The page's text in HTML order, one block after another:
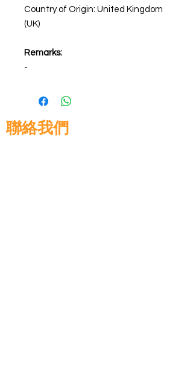
Country of Origin: United Kingdom
(UK)
Remarks:
-
聯絡我們